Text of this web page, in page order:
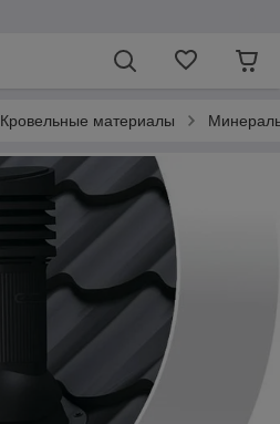
Кровельные материалы